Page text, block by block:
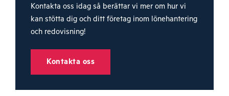
Kontakta oss idag så berättar vi mer om hur vi
kan stötta dig och ditt företag inom lönehantering
och redovisning!
Kontakta oss